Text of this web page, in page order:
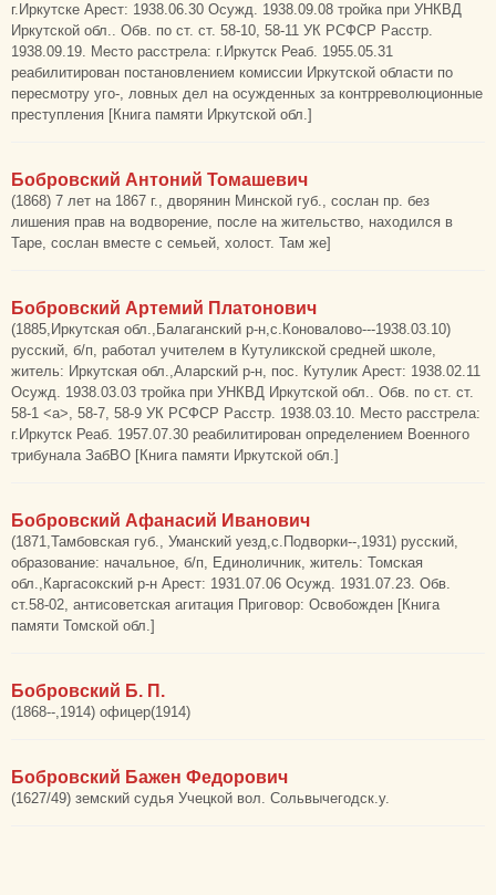
г.Иркутске Арест: 1938.06.30 Осужд. 1938.09.08 тройка при УНКВД
Иркутской обл.. Обв. по ст. ст. 58-10, 58-11 УК РСФСР Расстр.
1938.09.19. Место расстрела: г.Иркутск Реаб. 1955.05.31
реабилитирован постановлением комиссии Иркутской области по
пересмотру уго-, ловных дел на осужденных за контрреволюционные
преступления [Книга памяти Иркутской обл.]
Бобровский Антоний Томашевич
(1868) 7 лет на 1867 г., дворянин Минской губ., сослан пр. без
лишения прав на водворение, после на жительство, находился в
Таре, сослан вместе с семьей, холост. Там же]
Бобровский Артемий Платонович
(1885,Иркутская обл.,Балаганский р-н,с.Коновалово---1938.03.10)
русский, б/п, работал учителем в Кутуликской средней школе,
житель: Иркутская обл.,Аларский р-н, пос. Кутулик Арест: 1938.02.11
Осужд. 1938.03.03 тройка при УНКВД Иркутской обл.. Обв. по ст. ст.
58-1 <а>, 58-7, 58-9 УК РСФСР Расстр. 1938.03.10. Место расстрела:
г.Иркутск Реаб. 1957.07.30 реабилитирован определением Военного
трибунала ЗабВО [Книга памяти Иркутской обл.]
Бобровский Афанасий Иванович
(1871,Тамбовская губ., Уманский уезд,с.Подворки--,1931) русский,
образование: начальное, б/п, Единоличник, житель: Томская
обл.,Каргасокский р-н Арест: 1931.07.06 Осужд. 1931.07.23. Обв.
ст.58-02, антисоветская агитация Приговор: Освобожден [Книга
памяти Томской обл.]
Бобровский Б. П.
(1868--,1914) офицер(1914)
Бобровский Бажен Федорович
(1627/49) земский судья Учецкой вол. Сольвычегодск.у.